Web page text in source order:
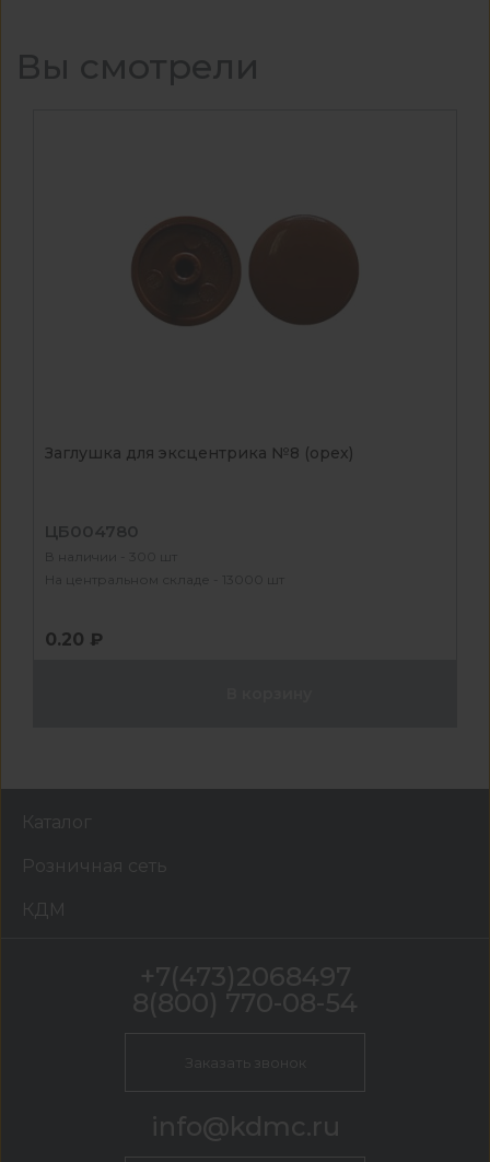
Вы смотрели
Заглушка для эксцентрика №8 (орех)
ЦБ004780
В наличии - 300 шт
На центральном складе - 13000 шт
0.20 ₽
Каталог
Розничная сеть
КДМ
+7(473)2068497
8(800) 770-08-54
Заказать звонок
info@kdmc.ru